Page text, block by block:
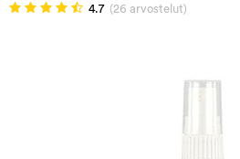
4.7 (26 arvostelut)